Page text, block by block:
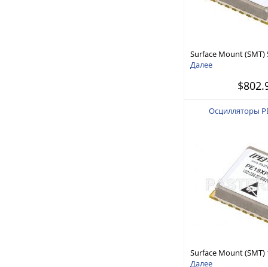
Surface Mount (SMT)
Locked Oscillator, 100
Далее
Осцилляторы
Surface Mount (SMT)
Phase Locked
Далее